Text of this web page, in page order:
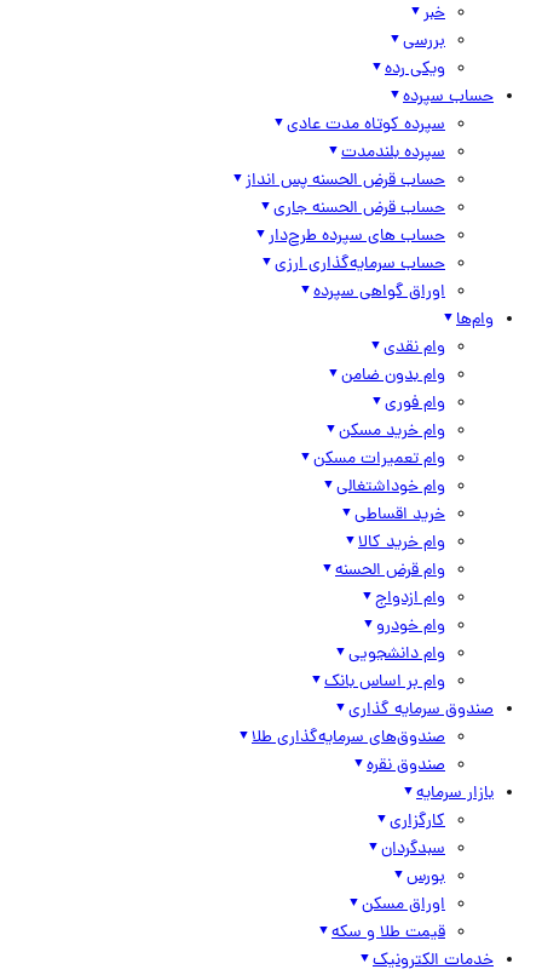
خبر
بررسی
ویکی رده
حساب سپرده
سپرده کوتاه مدت عادی
سپرده بلندمدت
حساب قرض الحسنه پس انداز
حساب قرض الحسنه جاری
حساب های سپرده طرح‌دار
حساب سرمایه‌گذاری ارزی
اوراق گواهی سپرده
وام‌ها
وام نقدی
وام بدون ضامن
وام فوری
وام خرید مسکن
وام تعمیرات مسکن
وام خوداشتغالی
خرید اقساطی
وام خرید کالا
وام قرض الحسنه
وام ازدواج
وام خودرو
وام دانشجویی
وام بر اساس بانک
صندوق سرمایه گذاری
صندوق‌های سرمایه‌گذاری طلا
صندوق نقره
بازار سرمایه
کارگزاری
سبدگردان
بورس
اوراق مسکن
قیمت طلا و سکه
خدمات الکترونیک